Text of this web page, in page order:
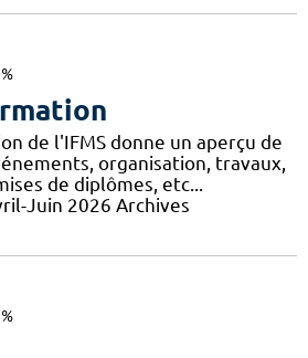
de l'IFMS donne un aperçu de
organisation, travaux,
de diplômes, etc...
Juin 2026 Archives